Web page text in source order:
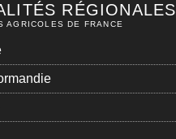
RÉGIONALES
AGRICOLES DE FRANCE